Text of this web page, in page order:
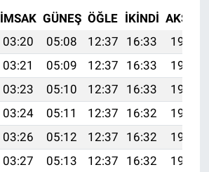
İMSAK GÜNEŞ ÖĞLE İKINDI AKŞAM
03:20 05:08 12:37 16:33
19:56
03:21 05:09 12:37 16:33
19:55
03:23 05:10 12:37 16:33
19:54
03:24 05:11 12:37 16:32
19:53
03:26 05:12 12:37 16:32
19:52
03:27 05:13 12:37 16:32
19:51